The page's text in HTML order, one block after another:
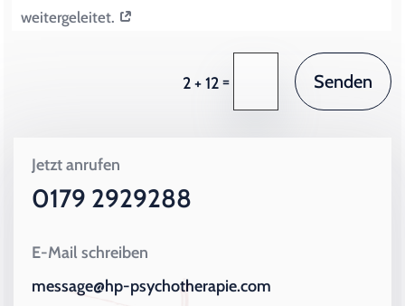
weitergeleitet.
2 + 12 = Senden
Jetzt anrufen
0179 2929288
E-Mail schreiben
message@hp-psychotherapie.com